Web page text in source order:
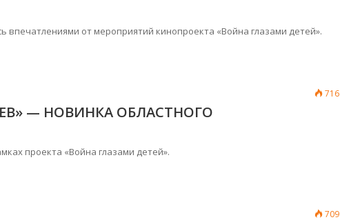
впечатлениями от мероприятий кинопроекта «Война глазами детей».
716
— НОВИНКА ОБЛАСТНОГО
проекта «Война глазами детей».
709